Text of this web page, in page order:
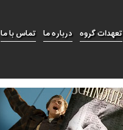
تماس با ما درباره ما تعهدات گروه